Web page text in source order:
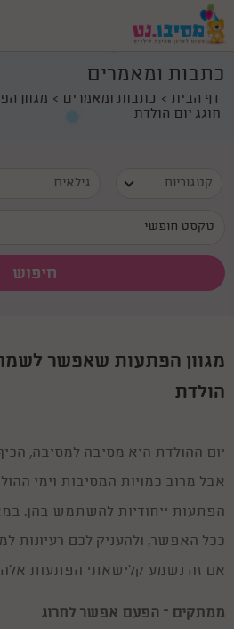
כתבות ומאמרים
דף הבית כתבות ומאמרים
מגוון
חוגג יום הולדת
קטגוריות גילאים
מגוון הפתעות שאפשר
הולדת
יום ההולדת היא מסיבה למסיבה,
אבל מרוב כמויות המסיבות וימי
הפתעות ייחודיות להשתמש בהן.
ככל האפשר, ולהעניק לכם רעיונות
אם זה נשמע קלישאתי הפתעות אלה
ממתקים – הפעם אפשר לחרוג